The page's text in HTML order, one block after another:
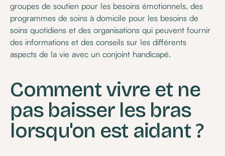
groupes de soutien pour les besoins émotionnels, des
programmes de soins à domicile pour les besoins de
soins quotidiens et des organisations qui peuvent fournir
des informations et des conseils sur les différents
aspects de la vie avec un conjoint handicapé.
Comment vivre et ne
pas baisser les bras
lorsqu'on est aidant ?